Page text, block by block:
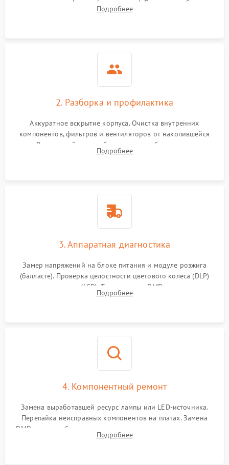
наличия артефактов (точки, пятна). Проверка работы
системы охлаждения по уровню шума вентиляторов.
Подробнее
2. Разборка и профилактика
Аккуратное вскрытие корпуса. Очистка внутренних
компонентов, фильтров и вентиляторов от накопившейся
пыли. Визуальный осмотр блока питания, балласта лампы и
материнской платы на наличие прогаров или вздутых
Подробнее
3. Аппаратная диагностика
Замер напряжений на блоке питания и модуле розжига
(балласте). Проверка целостности цветового колеса (DLP)
или поляризаторов (LCD). Тестирование DMD-чипа, датчиков
температуры и оптопар с помощью мультиметра и
Подробнее
4. Компонентный ремонт
Замена выработавшей ресурс лампы или LED-источника.
Перепайка неисправных компонентов на платах. Замена
DMD-чипа при битых пикселях, установка нового цветового
колеса или восстановление сгоревших поляризационных
Подробнее